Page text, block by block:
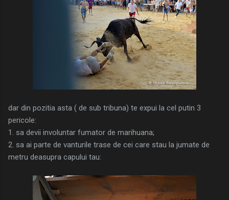
dar din pozitia asta ( de sub tribuna) te expui la cel putin 3
pericole:
1. sa devii involuntar fumator de marihuana;
2. sa ai parte de vanturile trase de cei care stau la jumate de
metru deasupra capului tau: